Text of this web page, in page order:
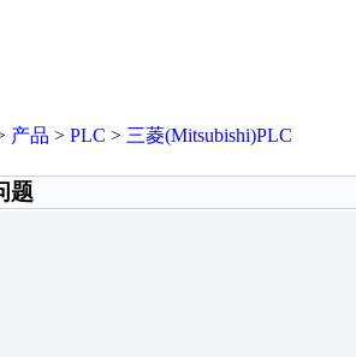
产品 > PLC > 三菱(Mitsubishi)PLC
题